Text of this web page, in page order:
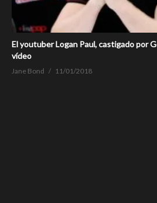
El youtuber Logan Paul, castigado por
vídeo
Jane Bond 11/01/2018